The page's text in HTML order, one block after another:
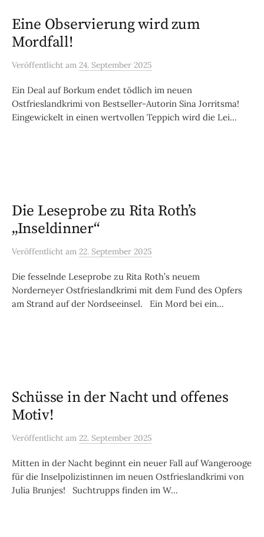
Eine Observierung wird zum
Mordfall!
Veröffentlicht am 24. September 2025
Ein Deal auf Borkum endet tödlich im neuen
Ostfrieslandkrimi von Bestseller-Autorin Sina Jorritsma!
Eingewickelt in einen wertvollen Teppich wird die Lei...
Die Leseprobe zu Rita Roth’s
„Inseldinner“
Veröffentlicht am 22. September 2025
Die fesselnde Leseprobe zu Rita Roth’s neuem
Norderneyer Ostfrieslandkrimi mit dem Fund des Opfers
am Strand auf der Nordseeinsel. Ein Mord bei ein...
Schüsse in der Nacht und offenes
Motiv!
Veröffentlicht am 22. September 2025
Mitten in der Nacht beginnt ein neuer Fall auf Wangerooge
für die Inselpolizistinnen im neuen Ostfrieslandkrimi von
Julia Brunjes! Suchtrupps finden im W...